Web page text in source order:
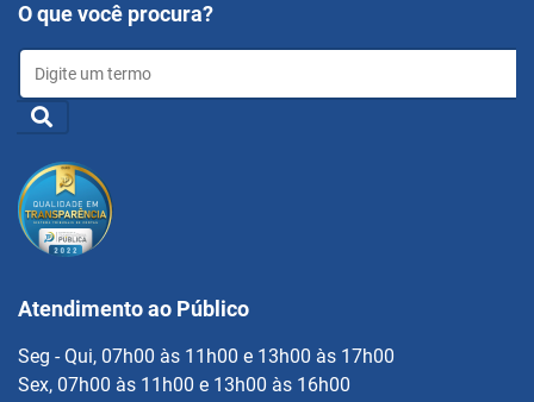
O que você procura?
Atendimento ao Público
Seg - Qui, 07h00 às 11h00 e 13h00 às 17h00
Sex, 07h00 às 11h00 e 13h00 às 16h00